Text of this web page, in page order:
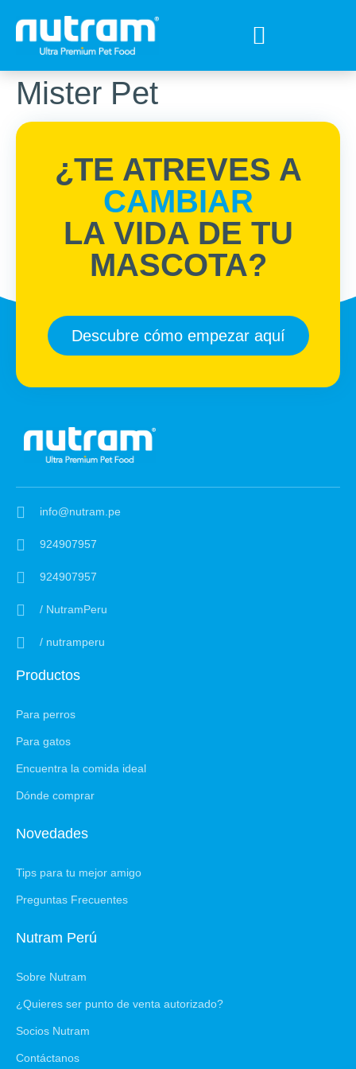
Mister Pet
¿TE ATREVES A
CAMBIAR
LA VIDA DE TU
MASCOTA?
Descubre cómo empezar aquí
info@nutram.pe
924907957
924907957
/ NutramPeru
/ nutramperu
Productos
Para perros
Para gatos
Encuentra la comida ideal
Dónde comprar
Novedades
Tips para tu mejor amigo
Preguntas Frecuentes
Nutram Perú
Sobre Nutram
¿Quieres ser punto de venta autorizado?
Socios Nutram
Contáctanos